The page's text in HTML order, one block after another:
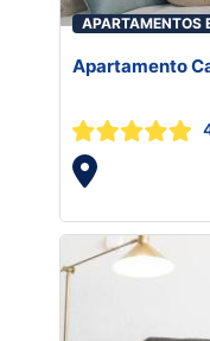
APARTAMENTOS
Apartamento